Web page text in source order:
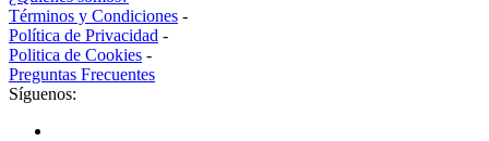
Términos y Condiciones -
Política de Privacidad -
Politica de Cookies -
Preguntas Frecuentes
Síguenos: